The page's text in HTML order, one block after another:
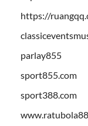
https://
parlay855
sport855.com
sport388.com